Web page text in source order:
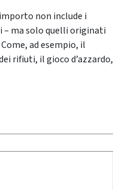
non include i
– ma solo quelli originati
ad esempio, il
rifiuti, il gioco d’azzardo,